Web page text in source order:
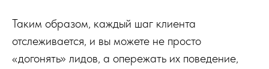
Таким образом, каждый шаг клиента
отслеживается, и вы можете не просто
«догонять» лидов, а опережать их поведение,